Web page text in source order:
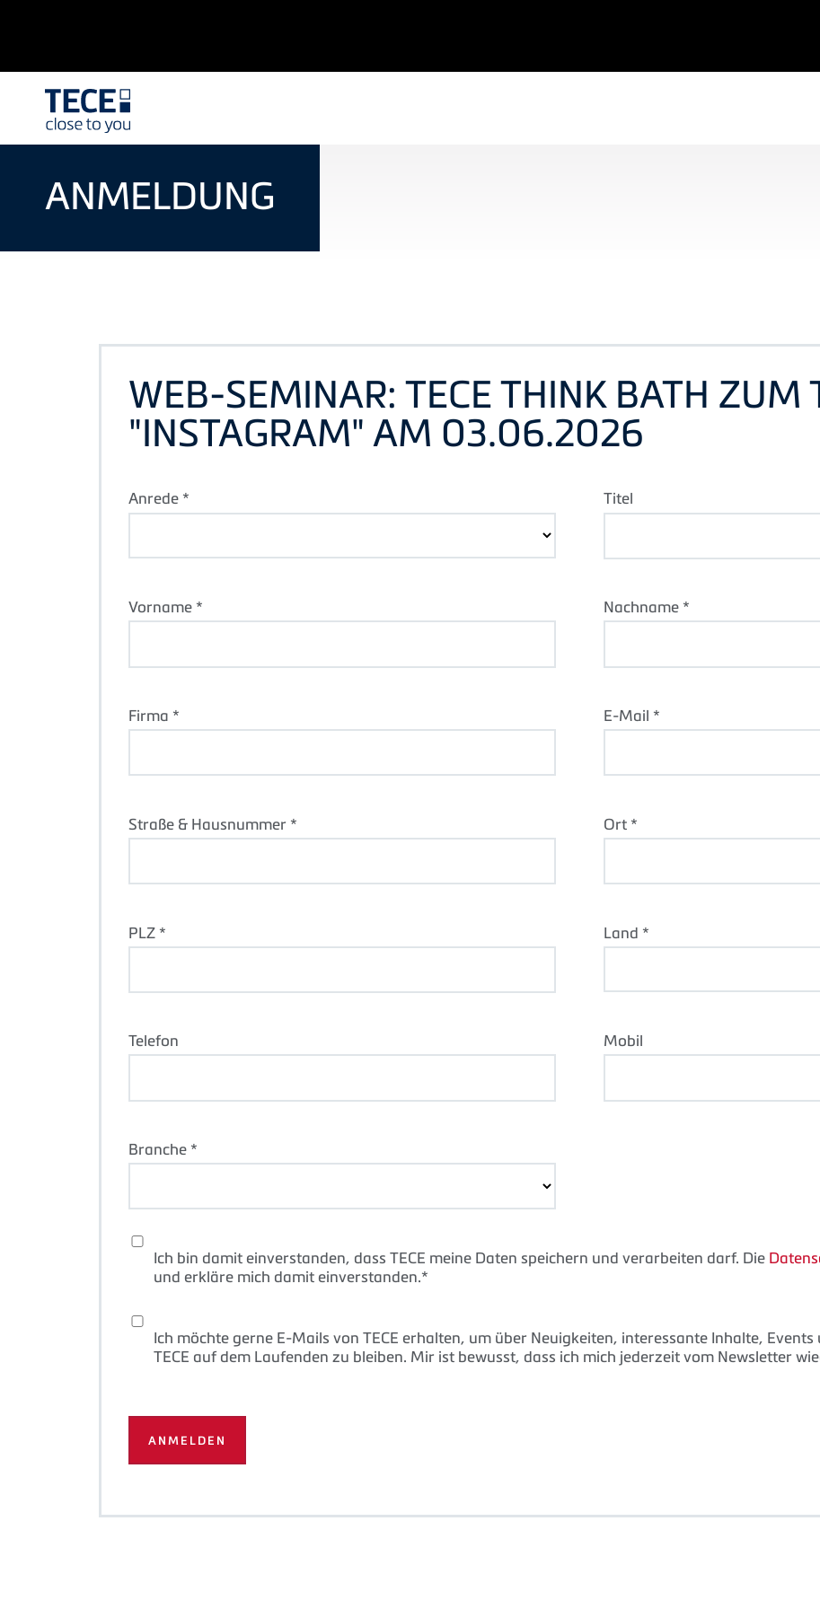
ANMELDUNG
WEB-SEMINAR: TECE THINK BATH ZUM
"INSTAGRAM" AM 03.06.2026
Anrede * Titel
Vorname * Nachname *
Firma * E-Mail *
Straße & Hausnummer * Ort *
PLZ * Land *
Telefon Mobil
Branche *
Ich bin damit einverstanden, dass TECE meine Daten speichern und verarbeiten darf. Die
und erkläre mich damit einverstanden.*
Ich möchte gerne E-Mails von TECE erhalten, um über Neuigkeiten, interessante Inhalte,
TECE auf dem Laufenden zu bleiben. Mir ist bewusst, dass ich mich jederzeit vom Newsletter